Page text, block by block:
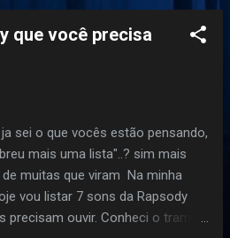
que você precisa
sei o que vocês estão pensando,
mais uma lista"..? sim mais
muitas que viram Na minha
vou listar 7 sons da Rapsody
precisam ouvir. Conheci o trampo